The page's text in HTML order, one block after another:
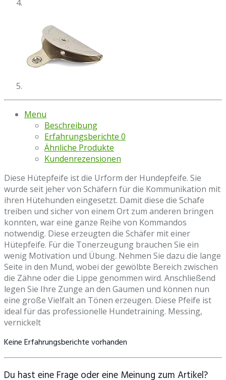
Menu
Beschreibung
Erfahrungsberichte 0
Ähnliche Produkte
Kundenrezensionen
Diese Hütepfeife ist die Urform der Hundepfeife. Sie
wurde seit jeher von Schäfern für die Kommunikation mit
ihren Hütehunden eingesetzt. Damit diese die Schafe
treiben und sicher von einem Ort zum anderen bringen
konnten, war eine ganze Reihe von Kommandos
notwendig. Diese erzeugten die Schäfer mit einer
Hütepfeife. Für die Tonerzeugung brauchen Sie ein
wenig Motivation und Übung. Nehmen Sie dazu die lange
Seite in den Mund, wobei der gewölbte Bereich zwischen
die Zähne oder die Lippe genommen wird. Anschließend
legen Sie Ihre Zunge an den Gaumen und können nun
eine große Vielfalt an Tönen erzeugen. Diese Pfeife ist
ideal für das professionelle Hundetraining. Messing,
vernickelt
Keine Erfahrungsberichte vorhanden
Du hast eine Frage oder eine Meinung zum Artikel?